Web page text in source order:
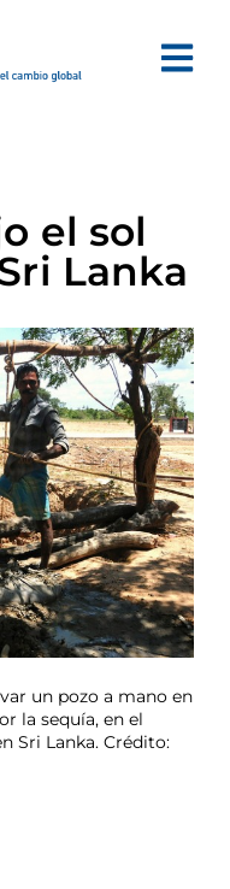
el sol
Lanka
un pozo a mano en
la sequía, en el
Sri Lanka. Crédito: